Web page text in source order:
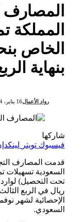
المصارف
المملكة
بنهاية
رواد الأعمال16 يناير، 2024
شاركها
فيسبوك تويتر
قدمت المصارف
السعودية تسهيلات
السعودي.